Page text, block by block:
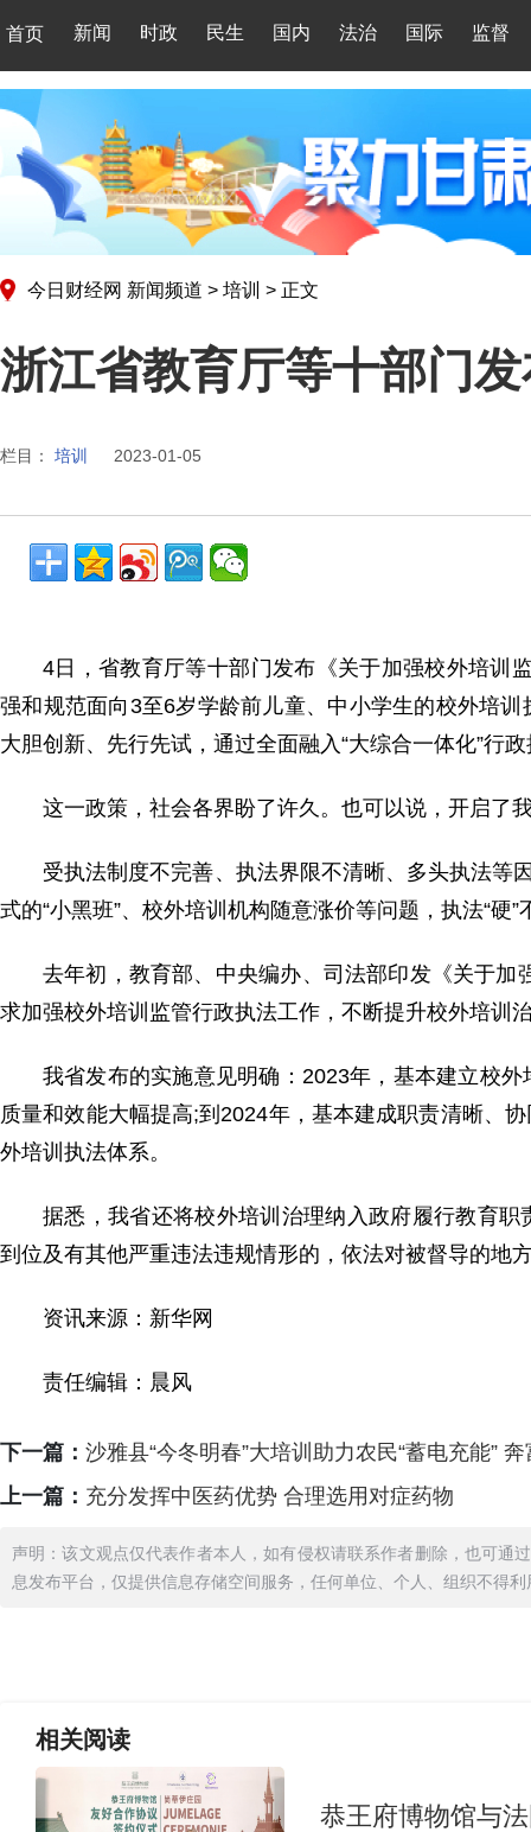
首页 新闻 时政 民生 国内 法治 国际 监督
今日财经网 新闻频道 > 培训 > 正文
浙江省教育厅等十部门
栏目： 培训 2023-01-05
4日，省教育厅等十部门发布《关于加强校外培训
强和规范面向3至6岁学龄前儿童、中小学生的校外培
大胆创新、先行先试，通过全面融入“大综合一体化”行
这一政策，社会各界盼了许久。也可以说，开启了
受执法制度不完善、执法界限不清晰、多头执法等
式的“小黑班”、校外培训机构随意涨价等问题，执法“硬”
去年初，教育部、中央编办、司法部印发《关于
求加强校外培训监管行政执法工作，不断提升校外培训
我省发布的实施意见明确：2023年，基本建立校
质量和效能大幅提高;到2024年，基本建成职责清晰、
外培训执法体系。
据悉，我省还将校外培训治理纳入政府履行教育
到位及有其他严重违法违规情形的，依法对被督导的地
资讯来源：新华网
责任编辑：晨风
下一篇： 沙雅县“今冬明春”大培训助力农民“蓄电充能”
上一篇： 充分发挥中医药优势 合理选用对症药物
声明：该文观点仅代表作者本人，如有侵权请联系作者删除，也可通
息发布平台，仅提供信息存储空间服务，任何单位、个人、组织不得
相关阅读
恭王府博物馆与